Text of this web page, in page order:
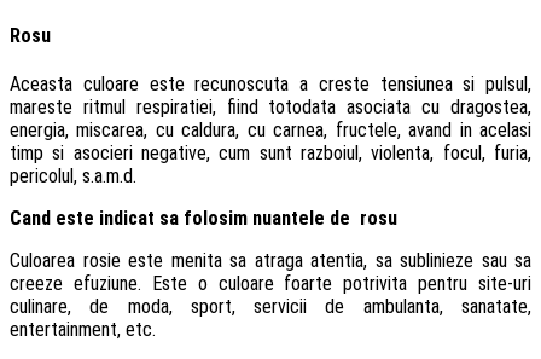
Rosu
Aceasta culoare este recunoscuta a creste tensiunea si pulsul,
mareste ritmul respiratiei, fiind totodata asociata cu dragostea,
energia, miscarea, cu caldura, cu carnea, fructele, avand in acelasi
timp si asocieri negative, cum sunt razboiul, violenta, focul, furia,
pericolul, s.a.m.d.
Cand este indicat sa folosim nuantele de rosu
Culoarea rosie este menita sa atraga atentia, sa sublinieze sau sa
creeze efuziune. Este o culoare foarte potrivita pentru site-uri
culinare, de moda, sport, servicii de ambulanta, sanatate,
entertainment, etc.